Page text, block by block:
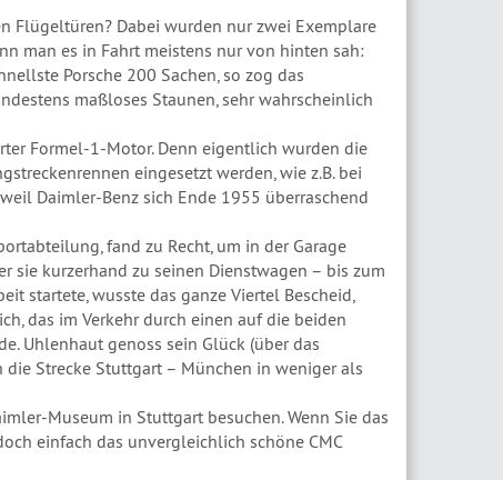
Flügeltüren? Dabei wurden nur zwei Exemplare
man es in Fahrt meistens nur von hinten sah:
Porsche 200 Sachen, so zog das
maßloses Staunen, sehr wahrscheinlich
Formel-1-Motor. Denn eigentlich wurden die
eingesetzt werden, wie z.B. bei
Daimler-Benz sich Ende 1955 überraschend
fand zu Recht, um in der Garage
sie kurzerhand zu seinen Dienstwagen – bis zum
startete, wusste das ganze Viertel Bescheid,
das im Verkehr durch einen auf die beiden
Uhlenhaut genoss sein Glück (über das
Strecke Stuttgart – München in weniger als
Museum in Stuttgart besuchen. Wenn Sie das
einfach das unvergleichlich schöne CMC